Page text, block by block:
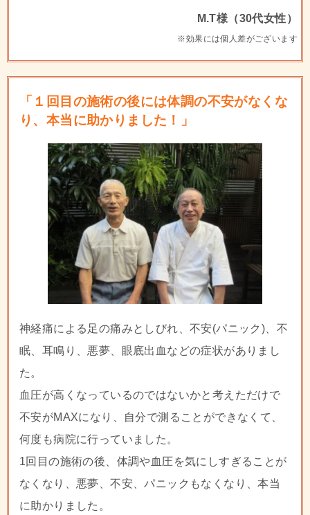
M.T様（30代女性）
※効果には個人差がございます
「１回目の施術の後には体調の不安がなくな
り、本当に助かりました！」
神経痛による足の痛みとしびれ、不安(パニック)、不
眠、耳鳴り、悪夢、眼底出血などの症状がありまし
た。
血圧が高くなっているのではないかと考えただけで
不安がMAXになり、自分で測ることができなくて、
何度も病院に行っていました。
1回目の施術の後、体調や血圧を気にしすぎることが
なくなり、悪夢、不安、パニックもなくなり、本当
に助かりました。